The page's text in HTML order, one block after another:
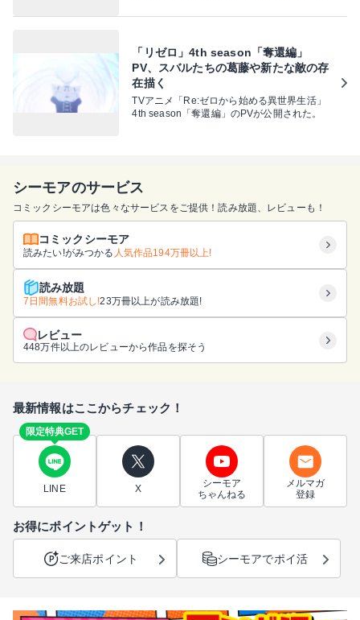
ンしんちゃん」が登場。Zoffの公式オンライ
ている。
「リゼロ」4th season「奪還編」
PV、スバルたちの葛藤や新たな敵の存
在描く
TVアニメ「Re:ゼロから始める異世界生活」
4th season「奪還編」のPVが公開された。
シーモアのサービス
コミックシーモアは色々なサービスをご提供！読み放題、レビューも！
コミックシーモア
読みたい!がみつかる 人気作品194万冊以上!
読み放題
7日間無料お試し!23万冊以上が読み放題!
レビュー
448万件以上のレビューから作品を探そう
最新情報はここからチェック！
限定特典GET
LINE X
シーモア
ちゃんねる
メルマガ
登録
お得にポイントゲット！
ご来店ポイント シーモアでポイ活